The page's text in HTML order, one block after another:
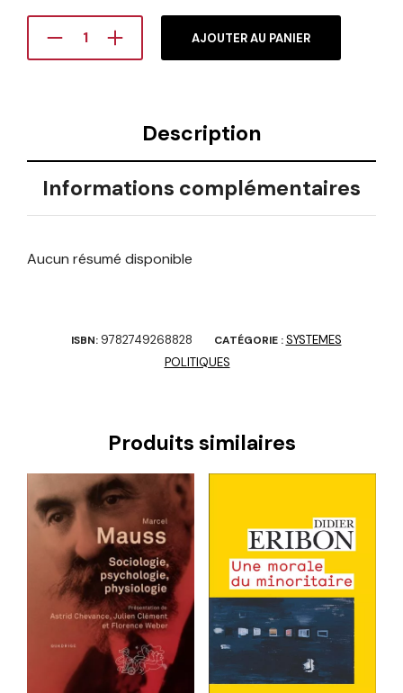
AJOUTER AU PANIER
Description
Informations complémentaires
Aucun résumé disponible
ISBN: 9782749268828 CATÉGORIE :SYSTEMES
POLITIQUES
Produits similaires